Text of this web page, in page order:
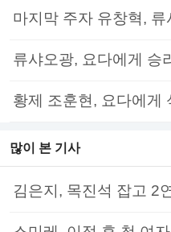
마지막 주자 유창혁, 류
류샤오광, 요다에게
황제 조훈현, 요다에게
많이 본 기사
김은지, 목진석 잡고 2